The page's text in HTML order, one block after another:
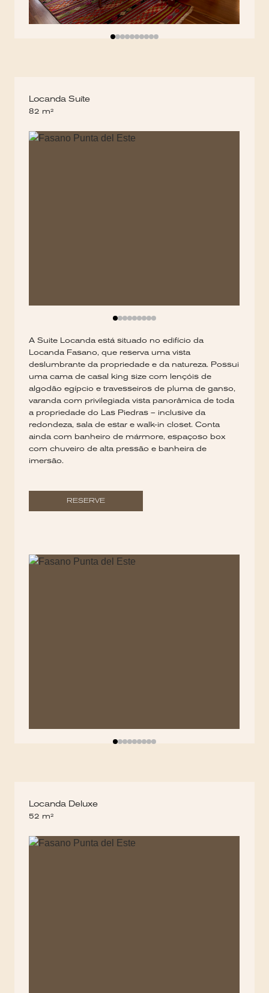
Locanda Suíte
82 m²
A Suite Locanda está situado no edifício da
Locanda Fasano, que reserva uma vista
deslumbrante da propriedade e da natureza. Possui
uma cama de casal king size com lençóis de
algodão egípcio e travesseiros de pluma de ganso,
varanda com privilegiada vista panorâmica de toda
a propriedade do Las Piedras – inclusive da
redondeza, sala de estar e walk-in closet. Conta
ainda com banheiro de mármore, espaçoso box
com chuveiro de alta pressão e banheira de
imersão.
RESERVE
Locanda Deluxe
52 m²